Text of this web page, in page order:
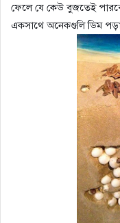
ফেলে যে কেউ বুজতেই
একসাথে অনেকগুলি ডিম